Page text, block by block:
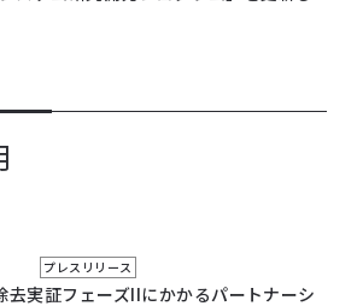
プレスリリース
去実証フェーズIIにかかるパートナーシ